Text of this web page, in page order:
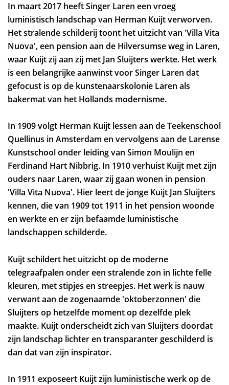
In maart 2017 heeft Singer Laren een vroeg
luministisch landschap van Herman Kuijt verworven.
Het stralende schilderij toont het uitzicht van 'Villa Vita
Nuova', een pension aan de Hilversumse weg in Laren,
waar Kuijt zij aan zij met Jan Sluijters werkte. Het werk
is een belangrijke aanwinst voor Singer Laren dat
gefocust is op de kunstenaarskolonie Laren als
bakermat van het Hollands modernisme.
In 1909 volgt Herman Kuijt lessen aan de Teekenschool
Quellinus in Amsterdam en vervolgens aan de Larense
Kunstschool onder leiding van Simon Moulijn en
Ferdinand Hart Nibbrig. In 1910 verhuist Kuijt met zijn
ouders naar Laren, waar zij gaan wonen in pension
'Villa Vita Nuova'. Hier leert de jonge Kuijt Jan Sluijters
kennen, die van 1909 tot 1911 in het pension woonde
en werkte en er zijn befaamde luministische
landschappen schilderde.
Kuijt schildert het uitzicht op de moderne
telegraafpalen onder een stralende zon in lichte felle
kleuren, met stipjes en streepjes. Het werk is nauw
verwant aan de zogenaamde 'oktoberzonnen' die
Sluijters op hetzelfde moment op dezelfde plek
maakte. Kuijt onderscheidt zich van Sluijters doordat
zijn landschap lichter en transparanter geschilderd is
dan dat van zijn inspirator.
In 1911 exposeert Kuijt zijn luministische werk op de